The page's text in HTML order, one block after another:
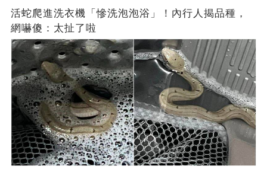
活蛇爬進洗衣機「慘洗泡泡浴」！內行人揭品種，
網嚇傻：太扯了啦